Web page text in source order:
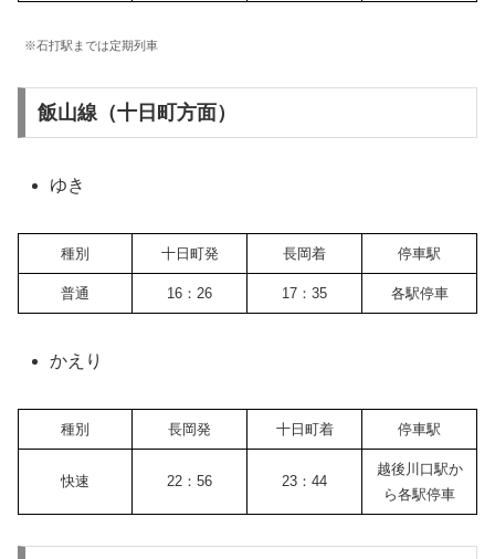
※石打駅までは定期列車
飯山線（十日町方面）
ゆき
種別 十日町発 長岡着 停車駅
普通 16：26 17：35 各駅停車
かえり
種別 長岡発 十日町着 停車駅
快速 22：56 23：44
越後川口駅か
ら各駅停車